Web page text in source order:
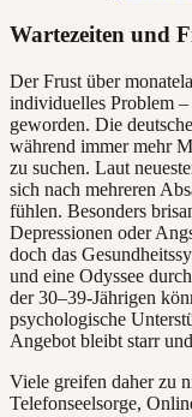
Wartezeiten und
Der Frust über
individuelles Problem
geworden. Die
während immer mehr
zu suchen. Laut
sich nach mehreren
fühlen. Besonders
Depressionen oder
doch das
und eine Odyssee
der 30–39-Jährigen
psychologische
Angebot bleibt starr
Viele greifen daher zu
Telefonseelsorge,